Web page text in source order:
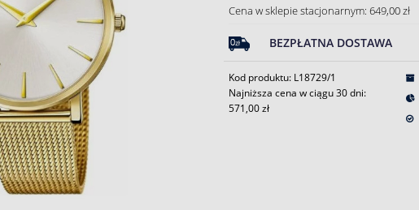
Cena w sklepie stacjonarnym: 649,00 zł
BEZPŁATNA DOSTAWA
Kod produktu: L18729/1
Najniższa cena w ciągu 30 dni:
571,00 zł